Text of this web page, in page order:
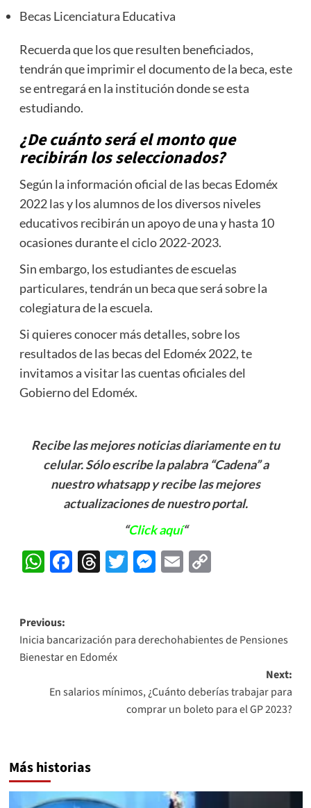
Becas Licenciatura Educativa
Recuerda que los que resulten beneficiados,
tendrán que imprimir el documento de la beca, este
se entregará en la institución donde se esta
estudiando.
¿De cuánto será el monto que
recibirán los seleccionados?
Según la información oficial de las becas Edoméx
2022 las y los alumnos de los diversos niveles
educativos recibirán un apoyo de una y hasta 10
ocasiones durante el ciclo 2022-2023.
Sin embargo, los estudiantes de escuelas
particulares, tendrán un beca que será sobre la
colegiatura de la escuela.
Si quieres conocer más detalles, sobre los
resultados de las becas del Edoméx 2022, te
invitamos a visitar las cuentas oficiales del
Gobierno del Edoméx.
Recibe las mejores noticias diariamente en tu
celular. Sólo escribe la palabra “Cadena” a
nuestro whatsapp y recibe las mejores
actualizaciones de nuestro portal.
“Click aquí“
WhatsApp
Facebook
Threads
Twitter
Messenger
EmailCopy
Post
navigation
Previous:
Inicia bancarización para derechohabientes de Pensiones
Bienestar en Edoméx
Next:
En salarios mínimos, ¿Cuánto deberías trabajar para
comprar un boleto para el GP 2023?
Más historias